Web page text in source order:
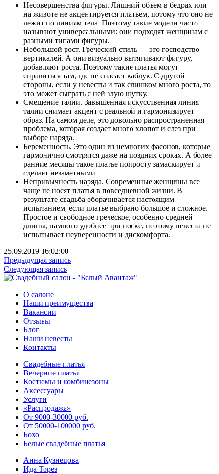
Несовершенства фигуры. Лишний объем в бедрах или
на животе не акцентируется платьем, потому что оно не
лежит по линиям тела. Поэтому такие модели часто
называют универсальными: они подходят женщинам с
разными типами фигуры.
Небольшой рост. Греческий стиль — это господство
вертикалей. А они визуально вытягивают фигуру,
добавляют роста. Поэтому такие платья могут
справиться там, где не спасает каблук. С другой
стороны, если у невесты и так слишком много роста, то
это может сыграть с ней злую шутку.
Смещение талии. Завышенная искусственная линия
талии снимает акцент с реальной и гармонизирует
образ. На самом деле, это довольно распространенная
проблема, которая создает много хлопот и слез при
выборе наряда.
Беременность. Это один из немногих фасонов, которые
гармонично смотрятся даже на поздних сроках. А более
ранние месяцы такое платье попросту замаскирует и
сделает незаметными.
Непривычность наряда. Современные женщины все
чаще не носят платья в повседневной жизни. В
результате свадьба оборачивается настоящим
испытанием, если платье выбрано большое и сложное.
Простое и свободное греческое, особенно средней
длины, намного удобнее при носке, поэтому невеста не
испытывает неуверенности и дискомфорта.
25.09.2019 16:02:00
Предыдущая запись
Следующая запись
О салоне
Наши преимущества
Вакансии
Отзывы
Блог
Наши невесты
Контакты
Свадебные платья
Вечерние платья
Костюмы и комбинезоны
Аксессуары
Услуги
«Распродажа»
От 9000-30000 руб.
От 50000-100000 руб.
Бохо
Белые свадебные платья
Анна Кузнецова
Ида Торез